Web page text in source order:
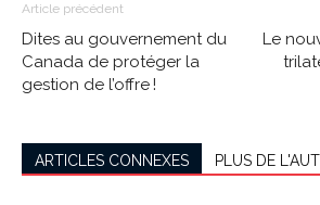
Article précédent
Dites au gouvernement du
Canada de protéger la
gestion de l’offre !
Le
ARTICLES CONNEXES PLUS DE